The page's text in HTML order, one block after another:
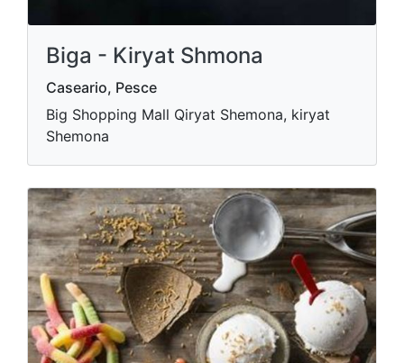
Biga - Kiryat Shmona
Caseario, Pesce
Big Shopping Mall Qiryat Shemona, kiryat
Shemona